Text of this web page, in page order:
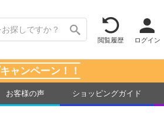
閲覧履歴 ログイン
ャンペーン！！
お客様の声 ショッピングガイド